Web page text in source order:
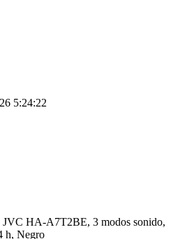
5:24:22
JVC HA-A7T2BE, 3 modos sonido,
h, Negro